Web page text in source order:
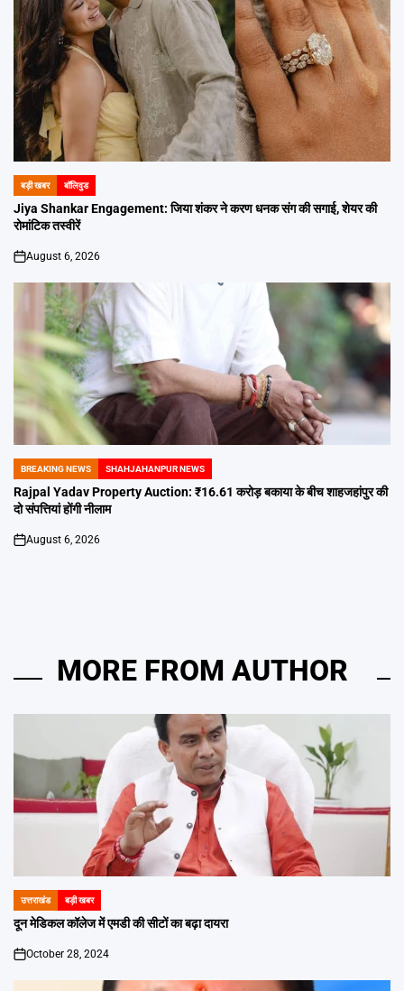
POSTED
IN
बड़ी खबर बॉलिवुड
Jiya Shankar Engagement: जिया शंकर ने करण धनक संग की सगाई, शेयर की
रोमांटिक तस्वीरें
on
August 6, 2026
POSTED
IN
BREAKING NEWS SHAHJAHANPUR NEWS
Rajpal Yadav Property Auction: ₹16.61 करोड़ बकाया के बीच शाहजहांपुर की
दो संपत्तियां होंगी नीलाम
on
August 6, 2026
MORE FROM AUTHOR
POSTED
IN
उत्तराखंड बड़ी खबर
दून मेडिकल कॉलेज में एमडी की सीटों का बढ़ा दायरा
on
October 28, 2024